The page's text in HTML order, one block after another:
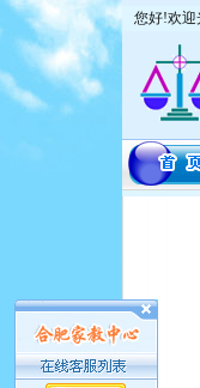
您好!欢迎